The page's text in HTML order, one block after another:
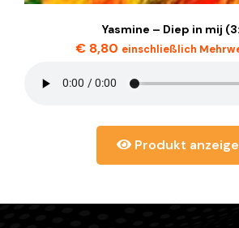
Yasmine – Diep in mij
€8,80 einschließlich
Produkt